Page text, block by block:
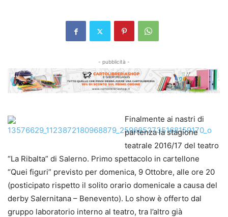
- pubblicità -
Finalmente ai nastri di
partenza la stagione
teatrale 2016/17 del teatro
“La Ribalta” di Salerno. Primo spettacolo in cartellone
“Quei figuri” previsto per domenica, 9 Ottobre, alle ore 20
(posticipato rispetto il solito orario domenicale a causa del
derby Salernitana – Benevento). Lo show è offerto dal
gruppo laboratorio interno al teatro, tra l’altro già